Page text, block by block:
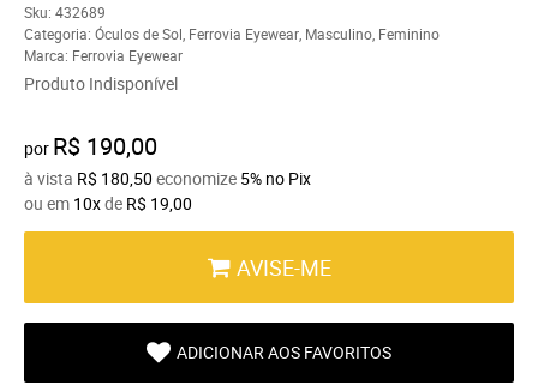
Sku: 432689
Categoria: Óculos de Sol Ferrovia Eyewear Masculino Feminino
Marca: Ferrovia Eyewear
Produto Indisponível
por R$ 190,00
à vista R$ 180,50 economize 5% no Pix
ou em 10xde R$ 19,00
AVISE-ME
ADICIONAR AOS FAVORITOS